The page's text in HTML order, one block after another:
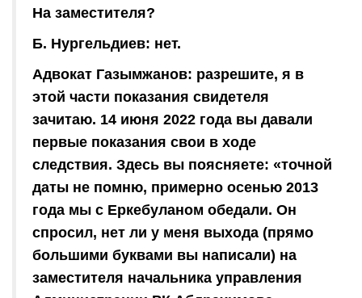
На заместителя?
Б. Нургельдиев: нет.
Адвокат Газымжанов: разрешите, я в
этой части показания свидетеля
зачитаю. 14 июня 2022 года вы давали
первые показания свои в ходе
следствия. Здесь вы поясняете: «точной
даты не помню, примерно осенью 2013
года мы с Еркебуланом обедали. Он
спросил, нет ли у меня выхода (прямо
большими буквами вы написали) на
заместителя начальника управления